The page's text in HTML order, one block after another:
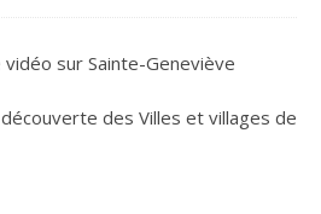
vidéo sur Sainte-Geneviève
des Villes et villages de